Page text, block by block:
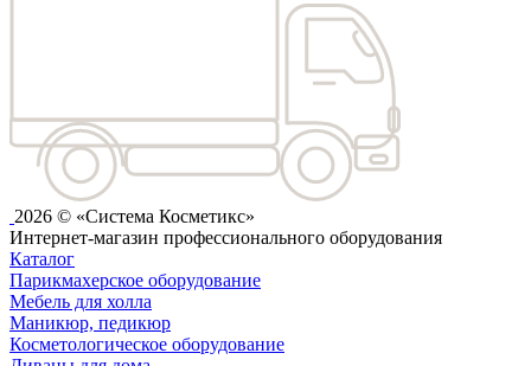
2026 © «Система Косметикс»
Интернет-магазин профессионального оборудования
Каталог
Парикмахерское оборудование
Мебель для холла
Маникюр, педикюр
Косметологическое оборудование